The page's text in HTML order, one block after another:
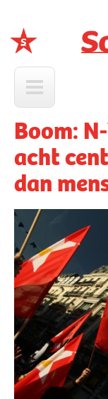
Boom:
acht
dan